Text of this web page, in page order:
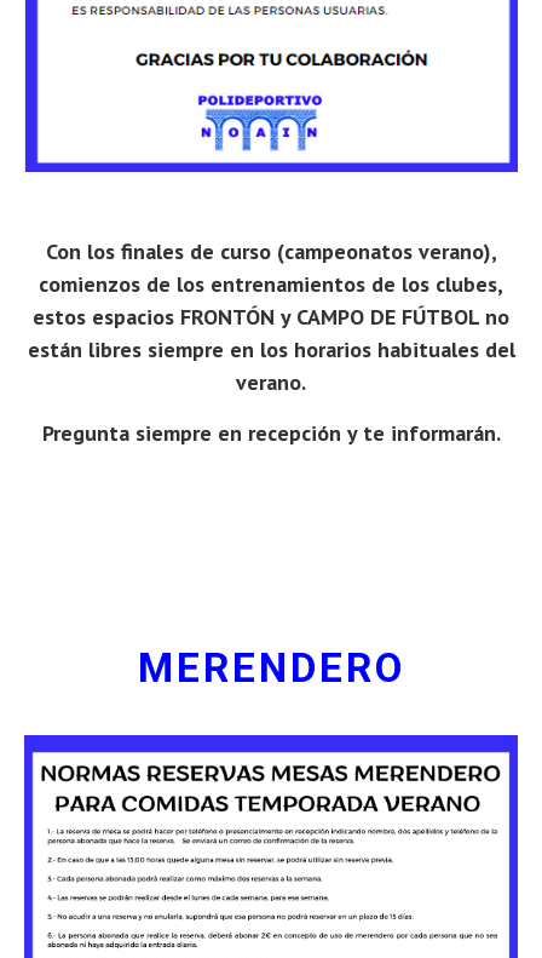
Con los finales de curso (campeonatos verano),
comienzos de los entrenamientos de los clubes,
estos espacios FRONTÓN y CAMPO DE FÚTBOL no
están libres siempre en los horarios habituales del
verano.
Pregunta siempre en recepción y te informarán.
MERENDERO